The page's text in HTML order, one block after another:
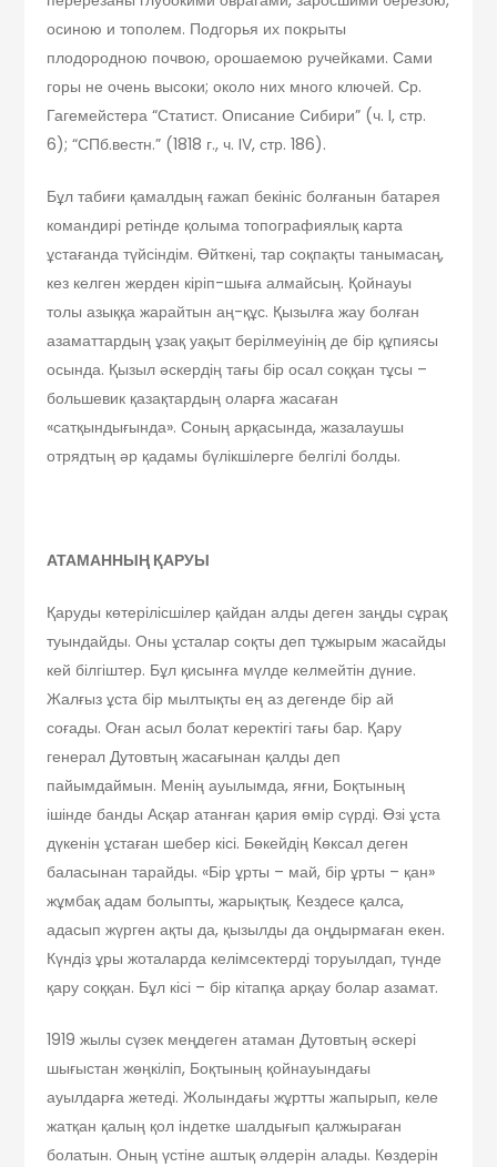
осиною и тополем. Подгорья их покрыты
плодородною почвою, орошаемою ручейками. Сами
горы не очень высоки; около них много ключей. Ср.
Гагемейстера “Статист. Описание Сибири” (ч. I, стр.
6); “СПб.вестн.” (1818 г., ч. IV, стр. 186).
Бұл табиғи қамалдың ғажап бекініс болғанын батарея
командирі ретінде қолыма топографиялық карта
ұстағанда түйсіндім. Өйткені, тар соқпақты танымасаң,
кез келген жерден кіріп-шыға алмайсың. Қойнауы
толы азыққа жарайтын аң-құс. Қызылға жау болған
азаматтардың ұзақ уақыт берілмеуінің де бір құпиясы
осында. Қызыл әскердің тағы бір осал соққан тұсы –
большевик қазақтардың оларға жасаған
«сатқындығында». Соның арқасында, жазалаушы
отрядтың әр қадамы бүлікшілерге белгілі болды.
АТАМАННЫҢ ҚАРУЫ
Қаруды көтерілісшілер қайдан алды деген заңды сұрақ
туындайды. Оны ұсталар соқты деп тұжырым жасайды
кей білгіштер. Бұл қисынға мүлде келмейтін дүние.
Жалғыз ұста бір мылтықты ең аз дегенде бір ай
соғады. Оған асыл болат керектігі тағы бар. Қару
генерал Дутовтың жасағынан қалды деп
пайымдаймын. Менің ауылымда, яғни, Боқтының
ішінде банды Асқар атанған қария өмір сүрді. Өзі ұста
дүкенін ұстаған шебер кісі. Бөкейдің Көксал деген
баласынан тарайды. «Бір ұрты – май, бір ұрты – қан»
жұмбақ адам болыпты, жарықтық. Кездесе қалса,
адасып жүрген ақты да, қызылды да оңдырмаған екен.
Күндіз ұры жоталарда келімсектерді торуылдап, түнде
қару соққан. Бұл кісі – бір кітапқа арқау болар азамат.
1919 жылы сүзек меңдеген атаман Дутовтың әскері
шығыстан жөңкіліп, Боқтының қойнауындағы
ауылдарға жетеді. Жолындағы жұртты жапырып, келе
жатқан қалың қол індетке шалдығып қалжыраған
болатын. Оның үстіне аштық әлдерін алады. Көздерін